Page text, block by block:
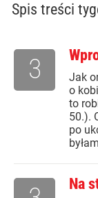
Spis treści
Jak
o
to
50.).
po
3
Na